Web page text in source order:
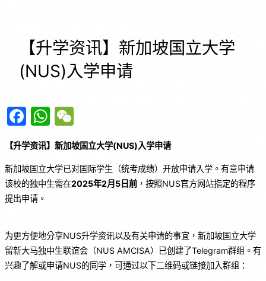
【升学资讯】新加坡国立大学
(NUS)入学申请
F
a
c
e
b
o
k
W
h
at
s
A
p
e
C
h
at
【升学资讯】新加坡国立大学(NUS)入学申请
新加坡国立大学已对国际学生（统考成绩）开放申请入学。有意申请
该校的独中生需在2025年2月 5 日前，按照NUS官方网站指定的程序
提出申请。
为更方便地分享NUS升学资讯以及有关申请的事宜，新加坡国立大学
留新大马独中生联谊会（NUS AMCISA）已创建了Telegram群组。有
兴趣了解或申请NUS的同学，可通过以下二维码或链接加入群组：